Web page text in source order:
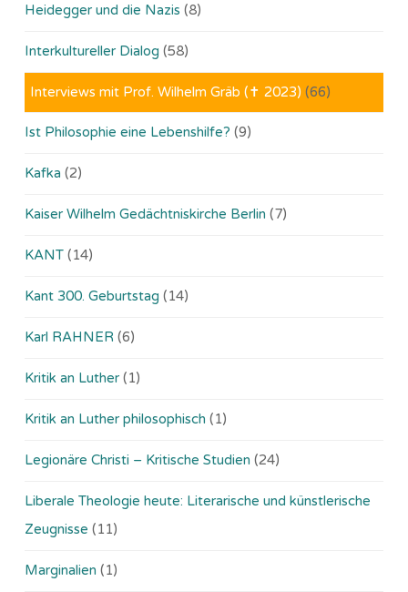
Heidegger und die Nazis (8)
Interkultureller Dialog (58)
Interviews mit Prof. Wilhelm Gräb (✝ 2023) (66)
Ist Philosophie eine Lebenshilfe? (9)
Kafka (2)
Kaiser Wilhelm Gedächtniskirche Berlin (7)
KANT (14)
Kant 300. Geburtstag (14)
Karl RAHNER (6)
Kritik an Luther (1)
Kritik an Luther philosophisch (1)
Legionäre Christi – Kritische Studien (24)
Liberale Theologie heute: Literarische und künstlerische
Zeugnisse (11)
Marginalien (1)